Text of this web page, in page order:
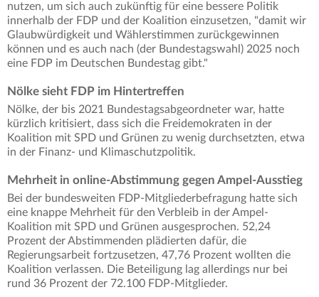
nutzen, um sich auch zukünftig für eine bessere Politik
innerhalb der FDP und der Koalition einzusetzen, "damit wir
Glaubwürdigkeit und Wählerstimmen zurückgewinnen
können und es auch nach (der Bundestagswahl) 2025 noch
eine FDP im Deutschen Bundestag gibt."
Nölke sieht FDP im Hintertreffen
Nölke, der bis 2021 Bundestagsabgeordneter war, hatte
kürzlich kritisiert, dass sich die Freidemokraten in der
Koalition mit SPD und Grünen zu wenig durchsetzten, etwa
in der Finanz- und Klimaschutzpolitik.
Mehrheit in online-Abstimmung gegen Ampel-Ausstieg
Bei der bundesweiten FDP-Mitgliederbefragung hatte sich
eine knappe Mehrheit für den Verbleib in der Ampel-
Koalition mit SPD und Grünen ausgesprochen. 52,24
Prozent der Abstimmenden plädierten dafür, die
Regierungsarbeit fortzusetzen, 47,76 Prozent wollten die
Koalition verlassen. Die Beteiligung lag allerdings nur bei
rund 36 Prozent der 72.100 FDP-Mitglieder.